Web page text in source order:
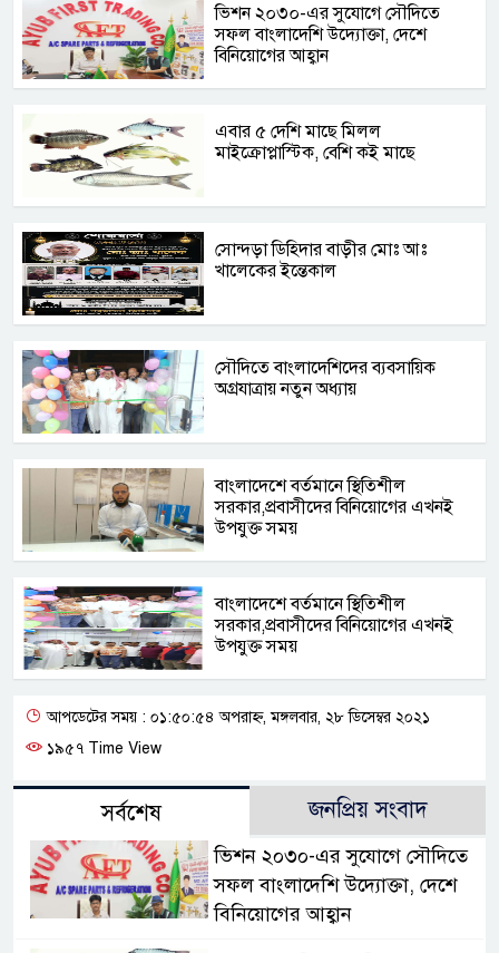
ভিশন ২০৩০-এর সুযোগে সৌদিতে
সফল বাংলাদেশি উদ্যোক্তা, দেশে
বিনিয়োগের আহ্বান
এবার ৫ দেশি মাছে মিলল
মাইক্রোপ্লাস্টিক, বেশি কই মাছে
সোন্দড়া ডিহিদার বাড়ীর মোঃ আঃ
খালেকের ইন্তেকাল
সৌদিতে বাংলাদেশিদের ব্যবসায়িক
অগ্রযাত্রায় নতুন অধ্যায়
বাংলাদেশে বর্তমানে স্থিতিশীল
সরকার,প্রবাসীদের বিনিয়োগের এখনই
উপযুক্ত সময়
বাংলাদেশে বর্তমানে স্থিতিশীল
সরকার,প্রবাসীদের বিনিয়োগের এখনই
উপযুক্ত সময়
আপডেটের সময় : ০১:৫০:৫৪ অপরাহ্ন, মঙ্গলবার, ২৮ ডিসেম্বর ২০২১
১৯৫৭ Time View
সর্বশেষ জনপ্রিয় সংবাদ
ভিশন ২০৩০-এর সুযোগে সৌদিতে
সফল বাংলাদেশি উদ্যোক্তা, দেশে
বিনিয়োগের আহ্বান